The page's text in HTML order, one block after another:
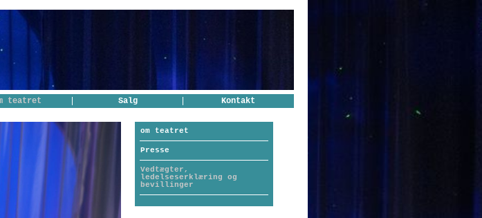
teatret Salg Kontakt
om teatret
Presse
Vedtægter,
ledelseserklæring og
bevillinger